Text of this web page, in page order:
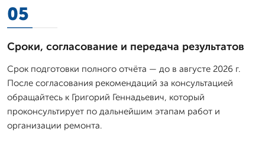
05
Сроки, согласование и передача результатов
Срок подготовки полного отчёта — до в августе 2026 г.
После согласования рекомендаций за консультацией
обращайтесь к Григорий Геннадьевич, который
проконсультирует по дальнейшим этапам работ и
организации ремонта.